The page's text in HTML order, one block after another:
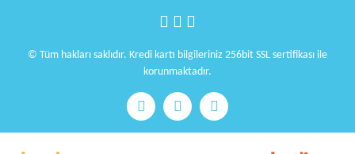
© Tüm hakları saklıdır. Kredi kartı bilgileriniz 256bit SSL sertifikası ile
korunmaktadır.